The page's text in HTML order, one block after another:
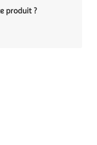
produit ?